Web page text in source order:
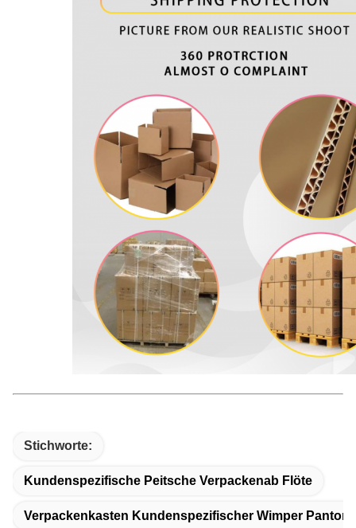
Stichworte:
Kundenspezifische Peitsche Verpackenab Flöte
Verpackenkasten Kundenspezifischer Wimper Pantone